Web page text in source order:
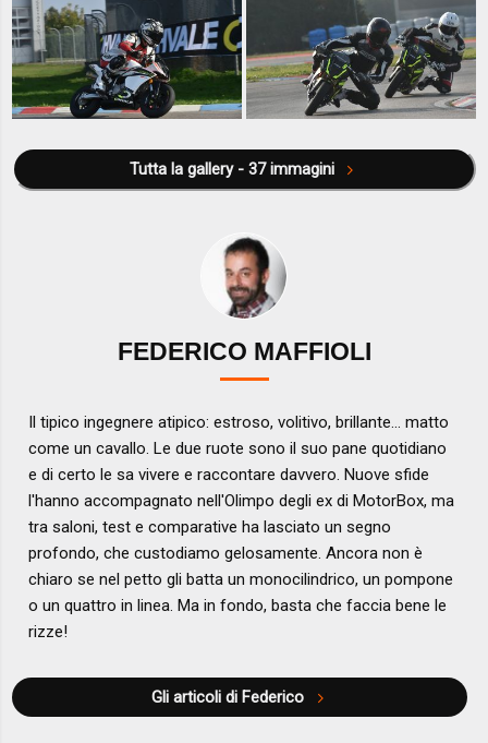
Tutta la gallery - 37 immagini
FEDERICO MAFFIOLI
Il tipico ingegnere atipico: estroso, volitivo, brillante... matto
come un cavallo. Le due ruote sono il suo pane quotidiano
e di certo le sa vivere e raccontare davvero. Nuove sfide
l'hanno accompagnato nell'Olimpo degli ex di MotorBox, ma
tra saloni, test e comparative ha lasciato un segno
profondo, che custodiamo gelosamente. Ancora non è
chiaro se nel petto gli batta un monocilindrico, un pompone
o un quattro in linea. Ma in fondo, basta che faccia bene le
rizze!
Gli articoli di Federico